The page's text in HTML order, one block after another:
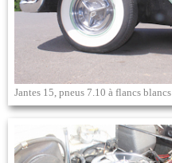
Jantes 15, pneus 7.10 à flancs blancs